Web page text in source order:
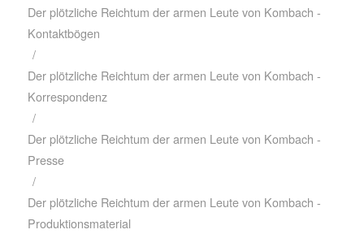
Der plötzliche Reichtum der armen Leute von Kombach -
Kontaktbögen
/
Der plötzliche Reichtum der armen Leute von Kombach -
Korrespondenz
/
Der plötzliche Reichtum der armen Leute von Kombach -
Presse
/
Der plötzliche Reichtum der armen Leute von Kombach -
Produktionsmaterial